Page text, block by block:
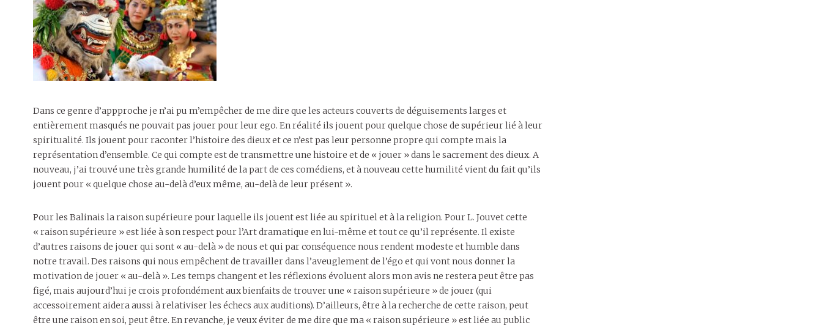
Dans ce genre d’appproche je n’ai pu m’empêcher de me dire que les acteurs couverts de déguisements larges et
entièrement masqués ne pouvait pas jouer pour leur ego. En réalité ils jouent pour quelque chose de supérieur lié à leur
spiritualité. Ils jouent pour raconter l’histoire des dieux et ce n’est pas leur personne propre qui compte mais la
représentation d’ensemble. Ce qui compte est de transmettre une histoire et de « jouer » dans le sacrement des dieux. A
nouveau, j’ai trouvé une très grande humilité de la part de ces comédiens, et à nouveau cette humilité vient du fait qu’ils
jouent pour « quelque chose au-delà d’eux même, au-delà de leur présent ».
Pour les Balinais la raison supérieure pour laquelle ils jouent est liée au spirituel et à la religion. Pour L. Jouvet cette
« raison supérieure » est liée à son respect pour l’Art dramatique en lui-même et tout ce qu’il représente. Il existe
d’autres raisons de jouer qui sont « au-delà » de nous et qui par conséquence nous rendent modeste et humble dans
notre travail. Des raisons qui nous empêchent de travailler dans l’aveuglement de l’égo et qui vont nous donner la
motivation de jouer « au-delà ». Les temps changent et les réflexions évoluent alors mon avis ne restera peut être pas
figé, mais aujourd’hui je crois profondément aux bienfaits de trouver une « raison supérieure » de jouer (qui
accessoirement aidera aussi à relativiser les échecs aux auditions). D’ailleurs, être à la recherche de cette raison, peut
être une raison en soi, peut être. En revanche, je veux éviter de me dire que ma « raison supérieure » est liée au public